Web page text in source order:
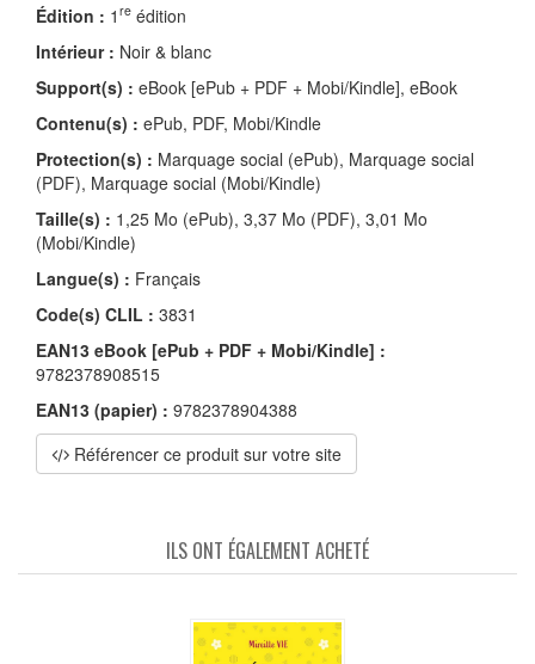
Édition : 1 re édition
Intérieur : Noir & blanc
Support(s) : eBook [ePub + PDF + Mobi/Kindle], eBook
Contenu(s) : ePub, PDF, Mobi/Kindle
Protection(s) : Marquage social (ePub), Marquage social
(PDF), Marquage social (Mobi/Kindle)
Taille(s) : 1,25 Mo (ePub), 3,37 Mo (PDF), 3,01 Mo
(Mobi/Kindle)
Langue(s) : Français
Code(s) CLIL : 3831
EAN13 eBook [ePub + PDF + Mobi/Kindle] :
9782378908515
EAN13 (papier) : 9782378904388
Référencer ce produit sur votre site
ILS ONT ÉGALEMENT ACHETÉ